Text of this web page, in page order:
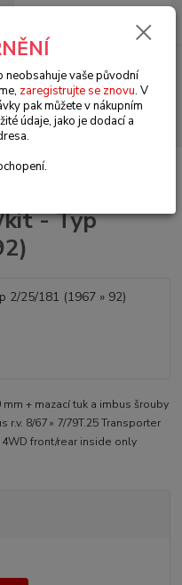
Menu
Hledat
0 Kč
& zadní náprava (Gearbox &
kit - Typ
+ mazací tuk a imbus šrouby
r.v. 8/67 » 7/79T.25 Transporter
4WD front/rear inside only
neobsahuje vaše původní
zaregistrujte se znovu. V
pak můžete v nákupním
údaje, jako je dodací a